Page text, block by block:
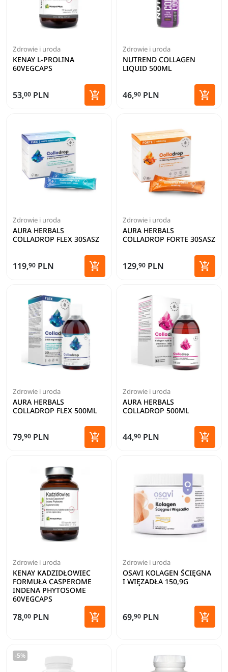
Zdrowie i uroda
KENAY L-PROLINA
60VEGCAPS
53,00 PLN 
Dodaj do koszyka
Zdrowie i uroda
NUTREND COLLAGEN
LIQUID 500ML
46,90 PLN 
Dodaj
Zdrowie i uroda
AURA HERBALS
COLLADROP FLEX 30SASZ
119,90 PLN 
Dodaj do koszyka
Zdrowie i uroda
AURA HERBALS
COLLADROP FORTE 30SASZ
129,90 PLN 
Dodaj
Zdrowie i uroda
AURA HERBALS
COLLADROP FLEX 500ML
79,90 PLN 
Dodaj do koszyka
Zdrowie i uroda
AURA HERBALS
COLLADROP 500ML
44,90 PLN 
Dodaj
Zdrowie i uroda
KENAY KADZIDŁOWIEC
FORMUŁA CASPEROME
INDENA PHYTOSOME
60VEGCAPS
78,00 PLN 
Dodaj do koszyka
Zdrowie i uroda
OSAVI KOLAGEN ŚCIĘGNA
I WIĘZADŁA 150,9G
69,90 PLN 
Dodaj
-5%